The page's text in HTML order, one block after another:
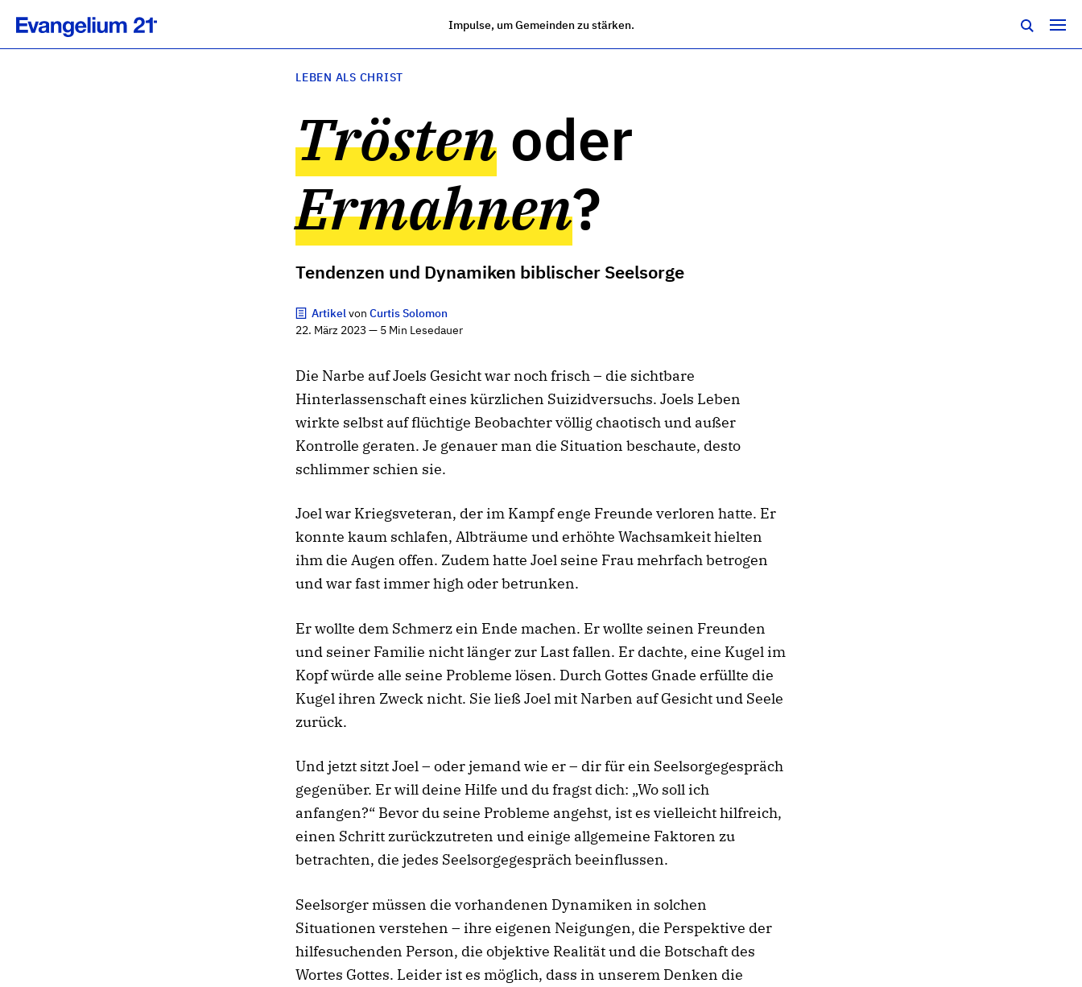
Impulse, um Gemeinden zu stärken.
LEBEN ALS CHRIST
Trösten oder
Ermahnen?
Tendenzen und Dynamiken biblischer Seelsorge
ArtikelvonCurtis Solomon
22. März 2023 — 5 Min Lesedauer
Die Narbe auf Joels Gesicht war noch frisch – die sichtbare
Hinterlassenschaft eines kürzlichen Suizidversuchs. Joels Leben
wirkte selbst auf flüchtige Beobachter völlig chaotisch und außer
Kontrolle geraten. Je genauer man die Situation beschaute, desto
schlimmer schien sie.
Joel war Kriegsveteran, der im Kampf enge Freunde verloren hatte. Er
konnte kaum schlafen, Albträume und erhöhte Wachsamkeit hielten
ihm die Augen offen. Zudem hatte Joel seine Frau mehrfach betrogen
und war fast immer high oder betrunken.
Er wollte dem Schmerz ein Ende machen. Er wollte seinen Freunden
und seiner Familie nicht länger zur Last fallen. Er dachte, eine Kugel im
Kopf würde alle seine Probleme lösen. Durch Gottes Gnade erfüllte die
Kugel ihren Zweck nicht. Sie ließ Joel mit Narben auf Gesicht und Seele
zurück.
Und jetzt sitzt Joel – oder jemand wie er – dir für ein Seelsorgegespräch
gegenüber. Er will deine Hilfe und du fragst dich: „Wo soll ich
anfangen?“ Bevor du seine Probleme angehst, ist es vielleicht hilfreich,
einen Schritt zurückzutreten und einige allgemeine Faktoren zu
betrachten, die jedes Seelsorgegespräch beeinflussen.
Seelsorger müssen die vorhandenen Dynamiken in solchen
Situationen verstehen – ihre eigenen Neigungen, die Perspektive der
hilfesuchenden Person, die objektive Realität und die Botschaft des
Wortes Gottes. Leider ist es möglich, dass in unserem Denken die